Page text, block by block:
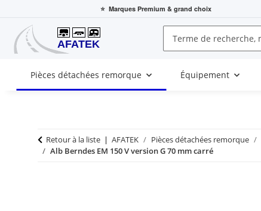
⭐ Marques Premium & grand choix
Pièces détachées remorque Équipement
Retour à la liste AFATEK Pièces détachées remorque
Alb Berndes EM 150 V version G 70 mm carré